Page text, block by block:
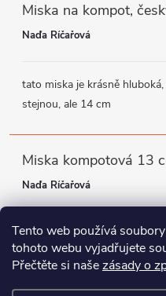
Tento web používá
tohoto webu vyjadřujete
Přečtěte si našezásady o
Naďa Říčařová
tato miska je krásně
stejnou, ale 14 cm
Naďa Říčařová
miska je trochu mělká, ale